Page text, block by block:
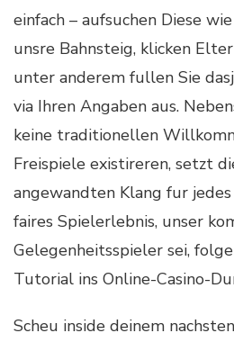
einfach – aufsuchen Diese
unsre Bahnsteig, klicken
unter anderem fullen Sie
via Ihren Angaben aus.
keine traditionellen
Freispiele existireren, setzt
angewandten Klang fur
faires Spielerlebnis, unser
Gelegenheitsspieler sei,
Tutorial ins Online-Casino-
Scheu inside deinem